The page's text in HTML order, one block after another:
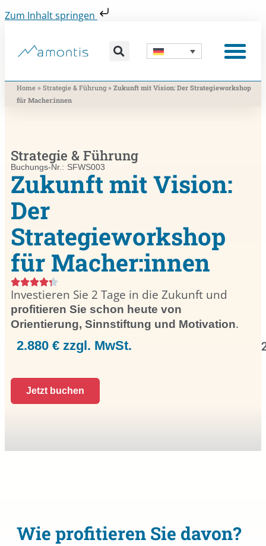
Zum Inhalt springen
Home » Strategie & Führung» Zukunft mit Vision: Der Strategieworkshop
für Macher:innen
Strategie & Führung
Buchungs-Nr.: SFWS003
Zukunft mit Vision:
Der
Strategieworkshop
für Macher:innen
Investieren Sie 2 Tage in die Zukunft und
profitieren Sie schon heute von
Orientierung, Sinnstiftung und Motivation.
2.880 € zzgl. MwSt.
Jetzt buchen
Wie profitieren Sie davon?